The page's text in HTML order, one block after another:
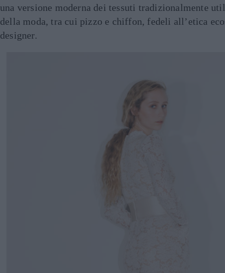
una versione moderna dei tessuti tradizionalmente
della moda, tra cui pizzo e chiffon, fedeli all’etica
designer.